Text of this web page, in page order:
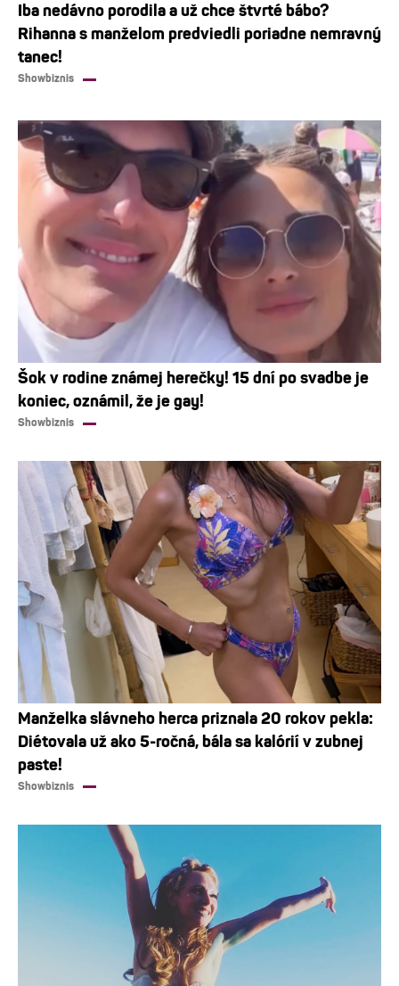
Iba nedávno porodila a už chce štvrté bábo?
Rihanna s manželom predviedli poriadne nemravný
tanec!
Showbiznis
Šok v rodine známej herečky! 15 dní po svadbe je
koniec, oznámil, že je gay!
Showbiznis
Manželka slávneho herca priznala 20 rokov pekla:
Diétovala už ako 5-ročná, bála sa kalórií v zubnej
paste!
Showbiznis